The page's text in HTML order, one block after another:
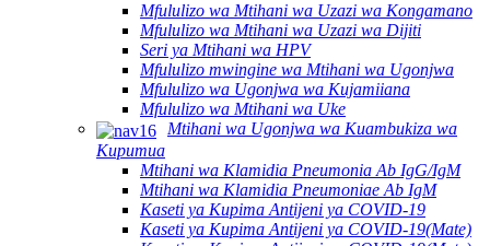
Mfululizo wa Mtihani wa Uzazi wa Kongamano
Mfululizo wa Mtihani wa Uzazi wa Dijiti
Seri ya Mtihani wa HPV
Mfululizo mwingine wa Mtihani wa Ugonjwa
Mfululizo wa Ugonjwa wa Kujamiiana
Mfululizo wa Mtihani wa Uke
Mtihani wa Ugonjwa wa Kuambukiza wa
Kupumua
Mtihani wa Klamidia Pneumonia Ab IgG/IgM
Mtihani wa Klamidia Pneumoniae Ab IgM
Kaseti ya Kupima Antijeni ya COVID-19
Kaseti ya Kupima Antijeni ya COVID-19(Mate)